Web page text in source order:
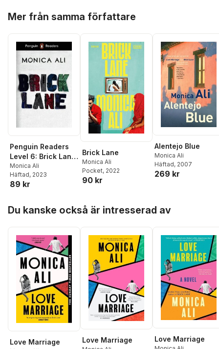
Mer från samma författare
Penguin Readers
Level 6: Brick Lane
(ELT Graded
Reader)
Monica Ali
Häftad, 2023
89 kr
Brick Lane
Monica Ali
Pocket, 2022
90 kr
Alentejo Blue
Monica Ali
Häftad, 2007
269 kr
Du kanske också är intresserad av
Love Marriage Love Marriage Love Marriage